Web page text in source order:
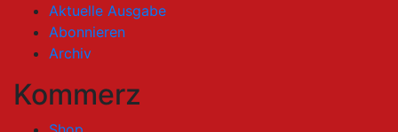
Aktuelle Ausgabe
Abonnieren
Archiv
Kommerz